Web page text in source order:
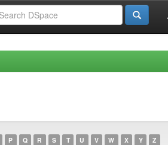
P Q R S T U V W X Y Z